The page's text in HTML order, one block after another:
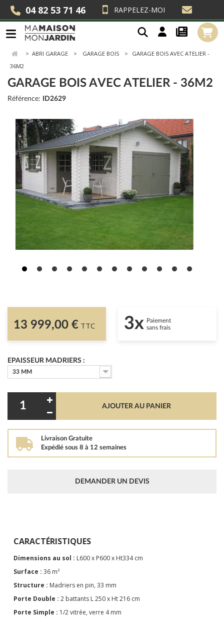
04 82 53 71 46 RAPPELEZ-MOI
> ABRI GARAGE GARAGE BOIS
GARAGE BOIS AVEC ATELIER -
36M2
GARAGE BOIS AVEC ATELIER - 36M2
Référence: ID2629
13 999,00 € TTC 3x Paiement
sans frais
EPAISSEUR MADRIERS :
33 MM
AJOUTER AU PANIER
Livraison Gratuite
Expédié sous 8 à 12 semaines
DEMANDER UN DEVIS
CARACTÉRISTIQUES
Dimensions au sol : L600 x P600 x Ht334 cm
Surface : 36 m²
Structure : Madriers en pin, 33 mm
Porte Double : 2 battants L 250 x Ht 216 cm
Porte Simple : 1/2 vitrée, verre 4 mm